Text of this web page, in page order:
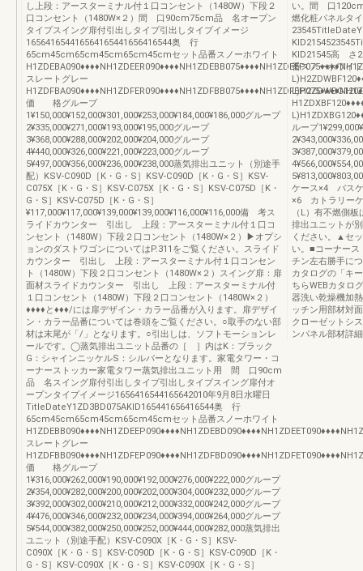
し上段：アースターミナル付１口コンセント（1480W）下段２
口コンセント（1480W×２）間 口90cm75cm品 名オープン
タイプスイング扉付引出しタイプ引出しタイプイメージ
165641654416564165441656416544奥 行
65cm45cm65cm45cm65cm45cmセット品番スノーホワイト
スレートグレー
価 格グループ
1¥150,000¥152,000¥301,000¥253,000¥184,000¥186,000グループ
2¥335,000¥271,000¥193,000¥195,000グループ
3¥368,000¥288,000¥202,000¥204,000グループ
4¥440,000¥326,000¥221,000¥223,000グループ
5¥497,000¥356,000¥236,000¥238,000蒸気排出ユニット（別途手
配）KSV-C090D［K・G・S］KSV-C090D［K・G・S］KSV-
C075X［K・G・S］KSV-C075X［K・G・S］KSV-C075D［K・
G・S］KSV-C075D［K・G・S］
¥117,000¥117,000¥139,000¥139,000¥116,000¥116,000備 考ス
ライドカウンター 引出し 上段：アースターミナル付１口コ
ンセント（1480W）下段２口コンセント（1480W×２）▶オプシ
ョンのダストワゴンについてはP.311をご覧ください。スライド
カウンター 引出し 上段：アースターミナル付１口コンセン
ト（1480W）下段２口コンセント（1480W×２）スイング扉：扉
面材スライドカウンター 引出し 上段：アースターミナル付
１口コンセント（1480W）下段２口コンセント（1480W×２）
♦♦♦♦と♦♦♦/には扉デザイン・カラー品番が入ります。扉デザイ
ン・カラー品番については巻頭をご覧ください。○取手のない部
材は末尾が「/」となります。○引出しは、ソフトモーションレ
ールです。◯蒸気排出ユニット品番の［ ］内はK：ブラック
G：シャインニッケルS：シルバーとなります。家電タワー・コ
ーナーストッカー家電タワー蒸気排出ユニット用 間 口90cm
品 名スイング扉付引出しタイプ引出しタイプスイング扉付オ
ープンタイプイメージ1656416544165642010年9月8日水曜日
TitleDateY1ZD3BD075AKID165441656416544奥 行
65cm45cm65cm45cm65cm45cmセット品番スノーホワイト
スレートグレー
価 格グループ
1¥316,000¥262,000¥190,000¥192,000¥276,000¥222,000グループ
2¥354,000¥282,000¥200,000¥202,000¥304,000¥232,000グループ
3¥392,000¥302,000¥210,000¥212,000¥332,000¥242,000グループ
4¥476,000¥346,000¥232,000¥234,000¥394,000¥264,000グループ
5¥544,000¥382,000¥250,000¥252,000¥444,000¥282,000蒸気排出
ユニット（別途手配）KSV-C090X［K・G・S］KSV-
C090X［K・G・S］KSV-C090D［K・G・S］KSV-C090D［K・
G・S］KSV-C090X［K・G・S］KSV-C090X［K・G・S］
い。間 口
燃化粧パネルタ
KID21545高 さ
番スノーホワイ
ループ
ケース×4 バス
×6 カトラリー
（L）有不燃側
排出ユニットが
ください。▲セ
い。■コーナース
チン左右勝手に
カタログの「キ
ちらWEBカタロ
器洗い乾燥機加
ッチン用部材対
クローゼットシ
ンパネル部材詳細